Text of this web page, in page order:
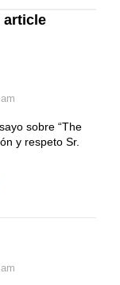
article
sobre “The
y respeto Sr.